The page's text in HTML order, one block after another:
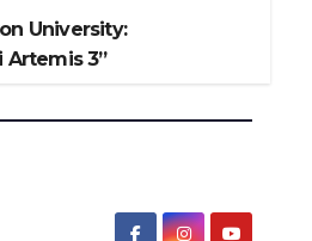
University:
3”